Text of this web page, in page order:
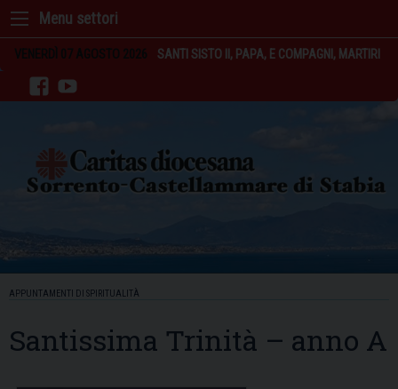
Skip
content
VENERDÌ 07 AGOSTO 2026 SANTI SISTO II, PAPA, E COMPAGNI, MARTIRI
facebookyoutube
APPUNTAMENTI DI SPIRITUALITÀ
Santissima Trinità – anno A